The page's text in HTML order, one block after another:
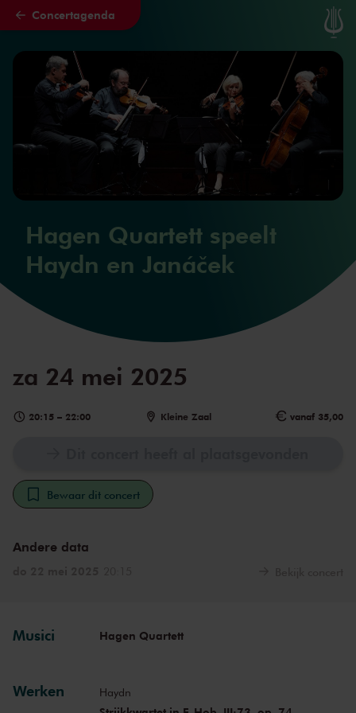
Naar hoofdcontent
Concertagenda
Hagen Quartett speelt
Haydn en Janáček
za 24 mei 2025
20:15 – 22:00 Kleine Zaal vanaf 35,00
Bewaar dit concert
Andere data
Musici Hagen Quartett
Werken Haydn